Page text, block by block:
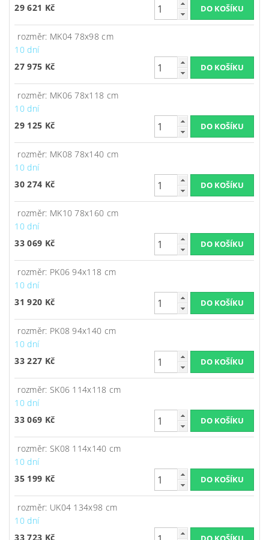
29 621 Kč
rozměr: MK04 78x98 cm
10 dní
27 975 Kč
rozměr: MK06 78x118 cm
10 dní
29 125 Kč
rozměr: MK08 78x140 cm
10 dní
30 274 Kč
rozměr: MK10 78x160 cm
10 dní
33 069 Kč
rozměr: PK06 94x118 cm
10 dní
31 920 Kč
rozměr: PK08 94x140 cm
10 dní
33 227 Kč
rozměr: SK06 114x118 cm
10 dní
33 069 Kč
rozměr: SK08 114x140 cm
10 dní
35 199 Kč
rozměr: UK04 134x98 cm
10 dní
33 723 Kč